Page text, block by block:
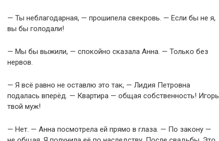
— Ты неблагодарная, — прошипела свекровь. — Если бы не я,
вы бы голодали!
— Мы бы выжили, — спокойно сказала Анна. — Только без
нервов.
— Я всё равно не оставлю это так, — Лидия Петровна
подалась вперёд. — Квартира — общая собственность! Игорь
твой муж!
— Нет. — Анна посмотрела ей прямо в глаза. — По закону —